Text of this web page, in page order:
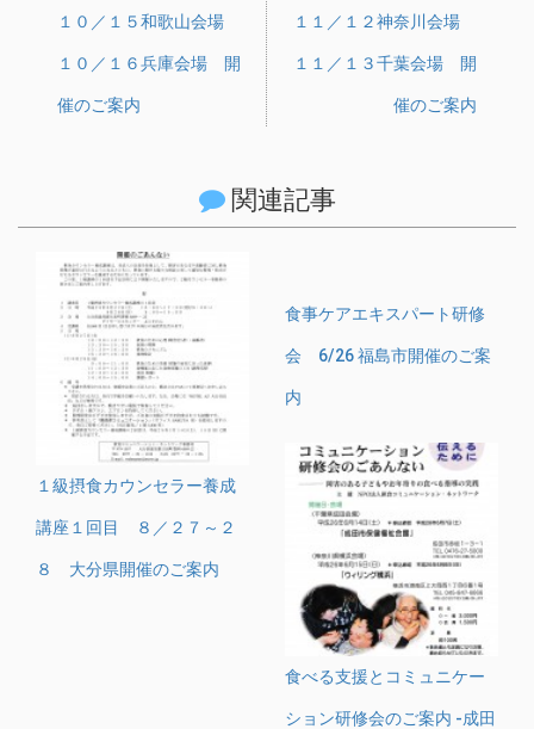
１０／１５和歌山会場
１０／１６兵庫会場 開
催のご案内
１１／１２神奈川会場
１１／１３千葉会場 開
催のご案内
関連記事
１級摂食カウンセラー養成
講座１回目 ８／２７～２
８ 大分県開催のご案内
食事ケアエキスパート研修
会 6/26 福島市開催のご案
内
食べる支援とコミュニケー
ション研修会のご案内 -成田